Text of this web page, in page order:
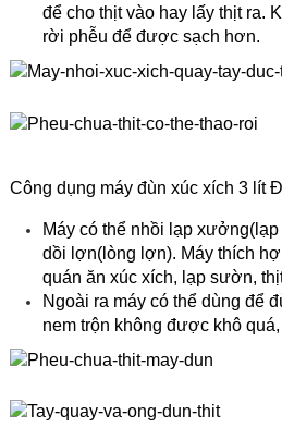
để cho thịt vào hay lấy thịt ra.
rời phễu để được sạch hơn.
Công dụng máy đùn xúc xích 3 lít
Máy có thể nhồi lạp
dồi lợn(lòng lợn). Máy thích
quán ăn xúc xích, lạp sườn,
Ngoài ra máy có thể dùng để
nem trộn không được khô